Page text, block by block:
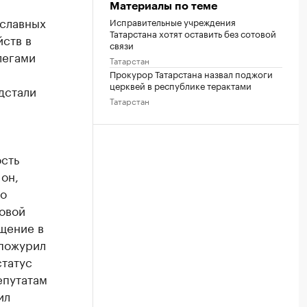
в
в
Материалы по теме
Исправительные учреждения
Татарстана хотят оставить без сотовой
связи
Татарстан
Прокурор Татарстана назвал поджоги
церквей в республике терактами
Татарстан